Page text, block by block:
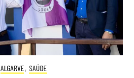
ALGARVE, SAÚDE